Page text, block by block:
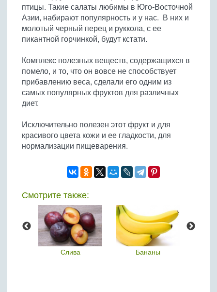
птицы. Такие салаты любимы в Юго-Восточной
Азии, набирают популярность и у нас. В них и
молотый черный перец и руккола, с ее
пикантной горчинкой, будут кстати.
Комплекс полезных веществ, содержащихся в
помело, и то, что он вовсе не способствует
прибавлению веса, сделали его одним из
самых популярных фруктов для различных
диет.
Исключительно полезен этот фрукт и для
красивого цвета кожи и ее гладкости, для
нормализации пищеварения.
Смотрите также:
Слива Бананы